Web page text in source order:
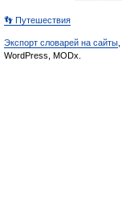
👣 Путешествия
Экспорт словарей на сайты
WordPress, MODx.